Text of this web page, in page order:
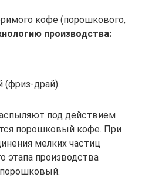
кофе (порошкового,
производства:
(фриз-драй).
под действием
порошковый кофе. При
мелких частиц
этапа производства